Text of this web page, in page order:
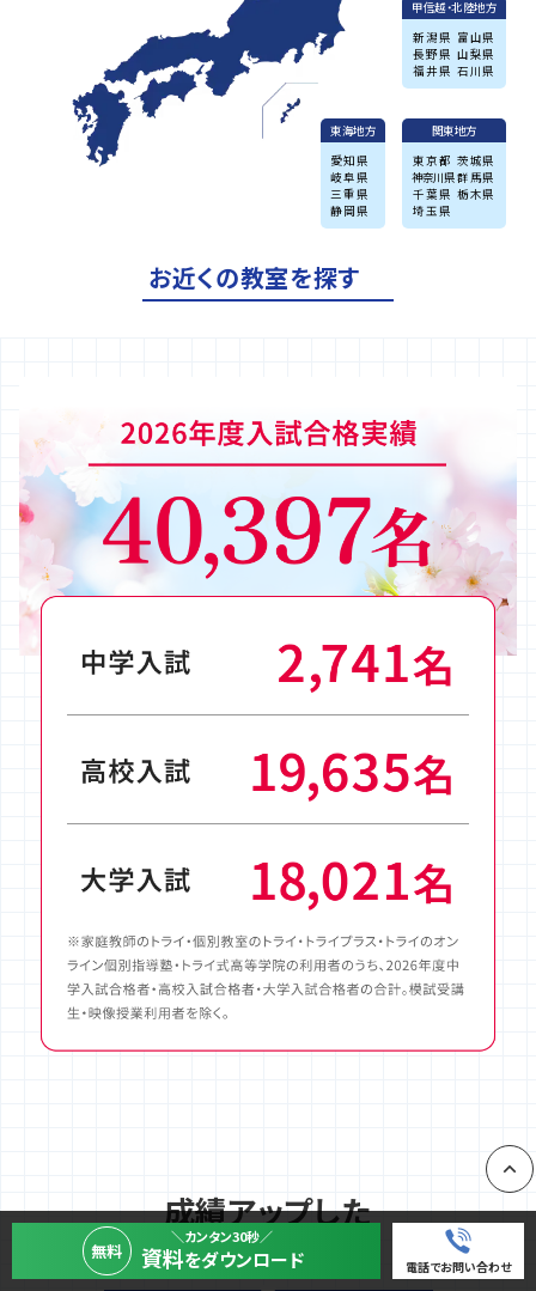
甲信越・北陸地方
新潟県 富山県
長野県 山梨県
福井県 石川県
関東地方
東京都 茨城県
神奈川県群馬県
千葉県 栃木県
埼玉県
東海地方
愛知県
岐阜県
三重県
静岡県
お近くの教室を探す
成績アップした
先輩たちの声
無料
＼カンタン30秒／
資料をダウンロード 電話でお問い合わせ